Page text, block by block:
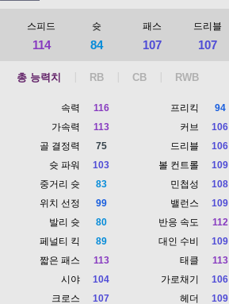
스피드
114
슛
84
패스
107
드리블
107
총 능력치
속력
116
가속력
113
골 결정력
75
슛 파워
103
중거리 슛
83
위치 선정
99
발리 슛
80
페널티 킥
89
짧은 패스
113
시야
104
크로스
107
프리킥
94
커브
106
드리블
106
볼 컨트롤
109
민첩성
108
밸런스
109
반응 속도
112
대인 수비
109
태클
113
가로채기
106
헤더
109